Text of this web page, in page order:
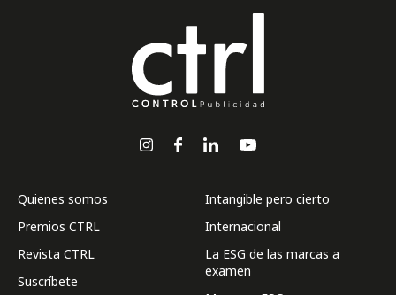
Quienes somos
Premios CTRL
Revista CTRL
Suscríbete
Intangible pero cierto
Internacional
La ESG de las marcas a
examen